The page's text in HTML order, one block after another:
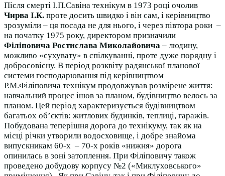
Після смерті І.П.Савіна технікум в 1973 році очолив
Чирва І.К. проте досить швидко і він сам, і керівництво
зрозуміли – ця посада не для нього, і через півтора роки –
на початку 1975 року, директором призначили
Філіповича Ростислава Миколайовича – людину,
можливо «сухувату» в спілкуванні, проте дуже порядну і
добросовісну. В період розквіту радянської планової
системи господарювання під керівництвом
Р.М.Філіповича технікум продовжував розмірене життя:
навчальний процес ішов за планом, будівництво велось за
планом. Цей період характеризується будівництвом
багатьох об’єктів: житлових будинків, теплиці, гаражів.
Побудована теперішня дорога до технікуму, так як на
місці річки утворили водосховище, і добре знайома
випускникам 60-х – 70-х років «нижня» дорога
опинилась в зоні затоплення. При Філіповичу також
проведено добудову корпусу №2 («Миклуховського»